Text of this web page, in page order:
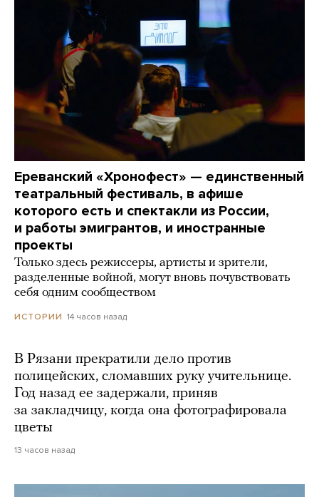
Ереванский «Хронофест» — единственный
театральный фестиваль, в афише
которого есть и спектакли из России,
и работы эмигрантов, и иностранные
проекты
Только здесь режиссеры, артисты и зрители,
разделенные войной, могут вновь почувствовать
себя одним сообществом
ИСТОРИИ 14 часов назад
В Рязани прекратили дело против
полицейских, сломавших руку учительнице.
Год назад ее задержали, приняв
за закладчицу, когда она фотографировала
цветы
13 часов назад